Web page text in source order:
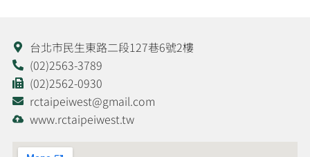
台北市民生東路二段127巷6號2樓
(02)2563-3789
(02)2562-0930
rctaipeiwest@gmail.com
www.rctaipeiwest.tw